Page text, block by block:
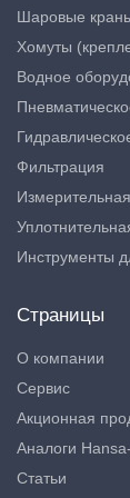
Шаровые
Хомуты
Водное
Фильтрация
Инструменты
Страницы
О компании
Сервис
Акционная
Аналоги
Статьи